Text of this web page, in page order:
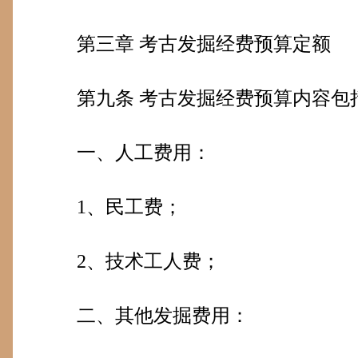
第三章 考古发掘经费预算定额
第九条 考古发掘经费预算内容包
一、人工费用：
1 、民工费；
2、技术工人费；
二、其他发掘费用：